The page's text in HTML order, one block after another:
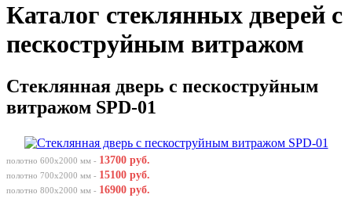
Каталог стеклянных дверей с
пескоструйным витражом
Стеклянная дверь с пескоструйным
витражом SPD-01
полотно 600х2000 мм - 13700 руб.
полотно 700х2000 мм - 15100 руб.
полотно 800х2000 мм - 16900 руб.